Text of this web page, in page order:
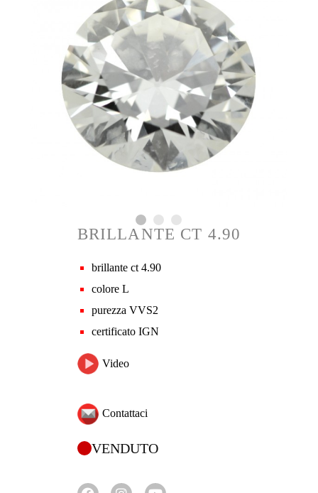
BRILLANTE CT 4.90
brillante ct 4.90
colore L
purezza VVS2
certificato IGN
Video
Contattaci
VENDUTO